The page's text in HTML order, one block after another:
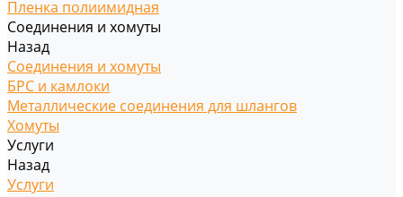
Пленка полиимидная
Соединения и хомуты
Назад
Соединения и хомуты
БРС и камлоки
Металлические соединения для шлангов
Хомуты
Услуги
Назад
Услуги